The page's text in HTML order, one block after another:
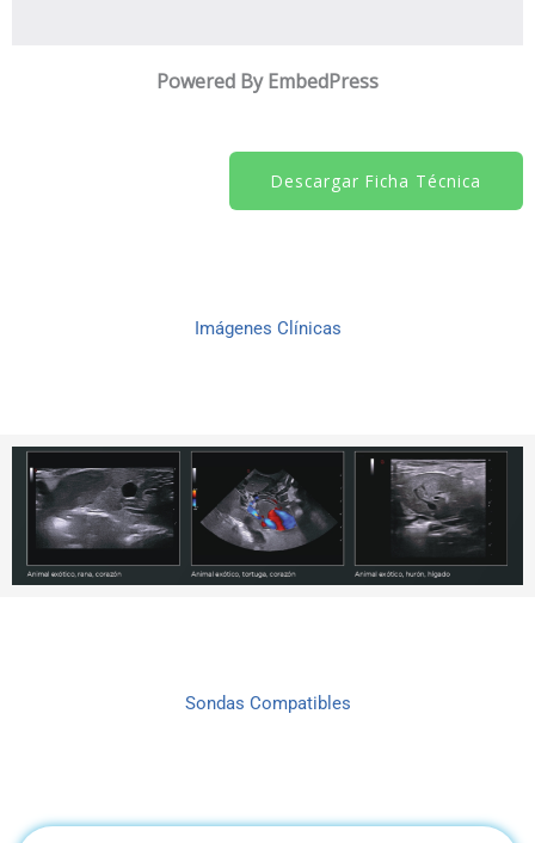
Powered By EmbedPress
Descargar Ficha Técnica
Imágenes Clínicas
Sondas Compatibles